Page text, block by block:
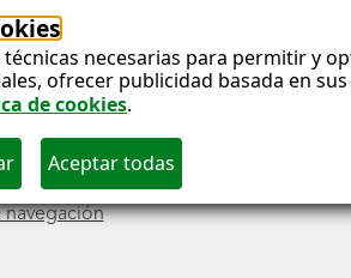
técnicas necesarias para permitir y
ofrecer publicidad basada en
de cookies.
navegación